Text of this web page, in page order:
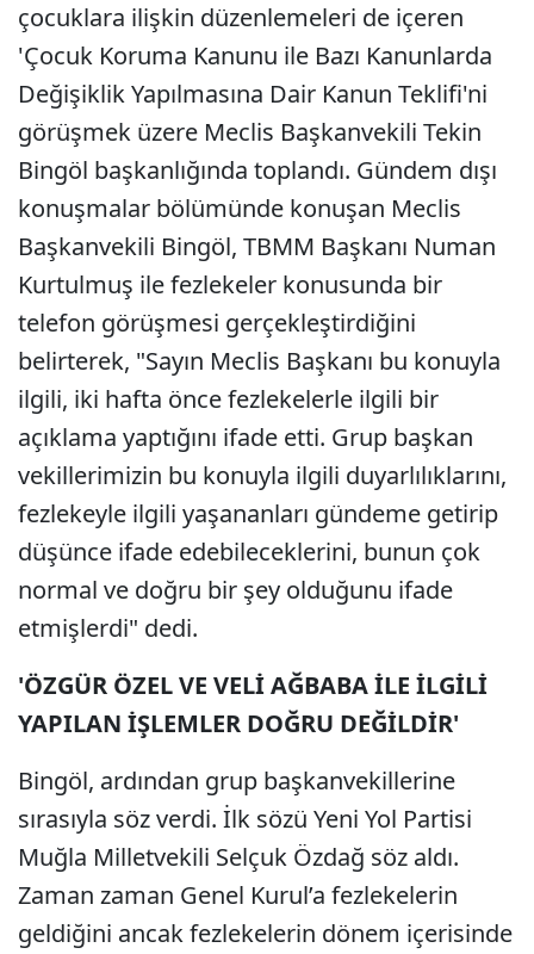
çocuklara ilişkin düzenlemeleri de içeren
'Çocuk Koruma Kanunu ile Bazı Kanunlarda
Değişiklik Yapılmasına Dair Kanun Teklifi'ni
görüşmek üzere Meclis Başkanvekili Tekin
Bingöl başkanlığında toplandı. Gündem dışı
konuşmalar bölümünde konuşan Meclis
Başkanvekili Bingöl, TBMM Başkanı Numan
Kurtulmuş ile fezlekeler konusunda bir
telefon görüşmesi gerçekleştirdiğini
belirterek, "Sayın Meclis Başkanı bu konuyla
ilgili, iki hafta önce fezlekelerle ilgili bir
açıklama yaptığını ifade etti. Grup başkan
vekillerimizin bu konuyla ilgili duyarlılıklarını,
fezlekeyle ilgili yaşananları gündeme getirip
düşünce ifade edebileceklerini, bunun çok
normal ve doğru bir şey olduğunu ifade
etmişlerdi" dedi.
'ÖZGÜR ÖZEL VE VELİ AĞBABA İLE İLGİLİ
YAPILAN İŞLEMLER DOĞRU DEĞİLDİR'
Bingöl, ardından grup başkanvekillerine
sırasıyla söz verdi. İlk sözü Yeni Yol Partisi
Muğla Milletvekili Selçuk Özdağ söz aldı.
Zaman zaman Genel Kurul’a fezlekelerin
geldiğini ancak fezlekelerin dönem içerisinde